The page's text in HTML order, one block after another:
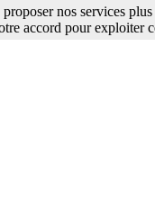
nos services
accord pour exploiter